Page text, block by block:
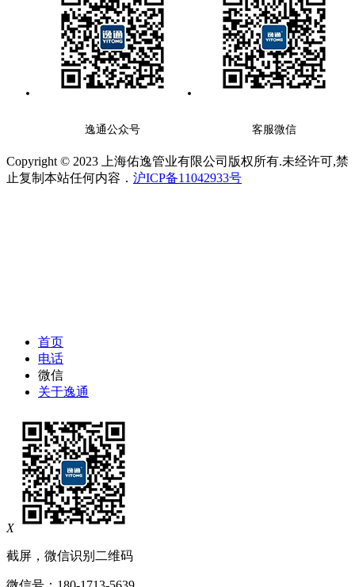
逸通公众号 客服微信
Copyright © 2023 上海佑逸管业有限公司版权所有.未经许可,禁
止复制本站任何内容． 沪ICP备11042933号
首页
电话
微信
关于逸通
X
截屏，微信识别二维码